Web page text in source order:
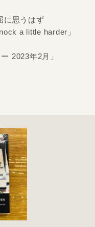
に思うはず
a little harder」
2023年2月」